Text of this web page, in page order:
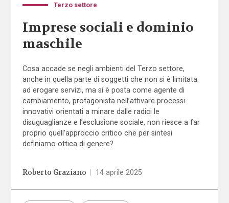
Terzo settore
Imprese sociali e dominio
maschile
Cosa accade se negli ambienti del Terzo settore,
anche in quella parte di soggetti che non si è limitata
ad erogare servizi, ma si è posta come agente di
cambiamento, protagonista nell’attivare processi
innovativi orientati a minare dalle radici le
disuguaglianze e l’esclusione sociale, non riesce a far
proprio quell’approccio critico che per sintesi
definiamo ottica di genere?
Roberto Graziano 14 aprile 2025